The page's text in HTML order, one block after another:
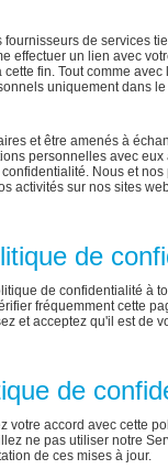
de services
effectuer un lien avec
fin. Tout comme
uniquement dans
et être amenés à
personnelles avec
Nous et
activités sur nos sites
de
de confidentialité à
fréquemment cette
et acceptez qu'il est
de
votre accord avec cette
ne pas utiliser notre
de ces mises à jour.